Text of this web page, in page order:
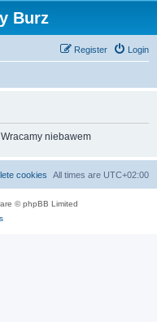
Burz
Login
Register
niebawem
All times are UTC+02:00
cookies
© phpBB Limited